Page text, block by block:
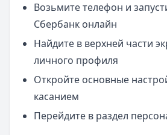
Возьмите телефон и
Сбербанк онлайн
Найдите в верхней части
личного профиля
Откройте основные
касанием
Перейдите в раздел